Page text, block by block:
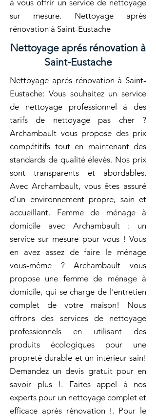
à vous offrir un service de nettoyage
sur mesure. Nettoyage aprés
rénovation à Saint-Eustache
Nettoyage aprés rénovation à
Saint-Eustache
Nettoyage aprés rénovation à Saint-
Eustache: Vous souhaitez un service
de nettoyage professionnel à des
tarifs de nettoyage pas cher ?
Archambault vous propose des prix
compétitifs tout en maintenant des
standards de qualité élevés. Nos prix
sont transparents et abordables.
Avec Archambault, vous êtes assuré
d'un environnement propre, sain et
accueillant. Femme de ménage à
domicile avec Archambault : un
service sur mesure pour vous ! Vous
en avez assez de faire le ménage
vous-même ? Archambault vous
propose une femme de ménage à
domicile, qui se charge de l'entretien
complet de votre maison! Nous
offrons des services de nettoyage
professionnels en utilisant des
produits écologiques pour une
propreté durable et un intérieur sain!
Demandez un devis gratuit pour en
savoir plus !. Faites appel à nos
experts pour un nettoyage complet et
efficace après rénovation !. Pour le